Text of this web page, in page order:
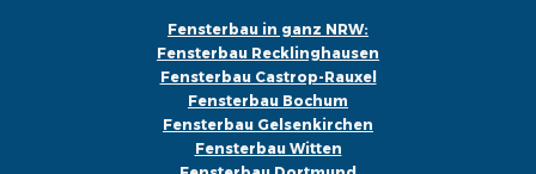
Fensterbau in ganz NRW:
Fensterbau Recklinghausen
Fensterbau Castrop-Rauxel
Fensterbau Bochum
Fensterbau Gelsenkirchen
Fensterbau Witten